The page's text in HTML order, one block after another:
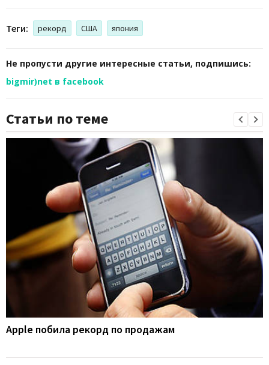
Теги: рекорд США япония
Не пропусти другие интересные статьи, подпишись:
bigmir)net в facebook
Статьи по теме
Apple побила рекорд по продажам